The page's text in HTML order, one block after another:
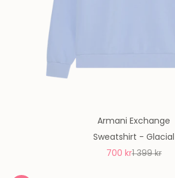
Armani Exchange
Sweatshirt - Glacial
REA-pris
700 krPris
1 399 kr